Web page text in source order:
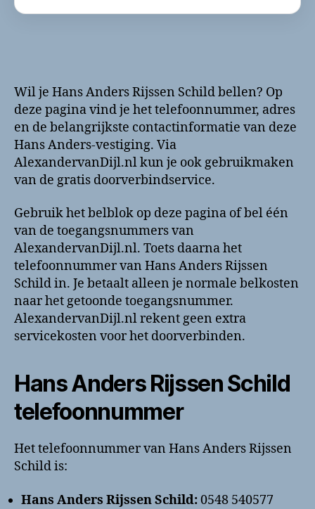
Wil je Hans Anders Rijssen Schild bellen? Op
deze pagina vind je het telefoonnummer, adres
en de belangrijkste contactinformatie van deze
Hans Anders-vestiging. Via
AlexandervanDijl.nl kun je ook gebruikmaken
van de gratis doorverbindservice.
Gebruik het belblok op deze pagina of bel één
van de toegangsnummers van
AlexandervanDijl.nl. Toets daarna het
telefoonnummer van Hans Anders Rijssen
Schild in. Je betaalt alleen je normale belkosten
naar het getoonde toegangsnummer.
AlexandervanDijl.nl rekent geen extra
servicekosten voor het doorverbinden.
Hans Anders Rijssen Schild
telefoonnummer
Het telefoonnummer van Hans Anders Rijssen
Schild is:
Hans Anders Rijssen Schild:0548 540577